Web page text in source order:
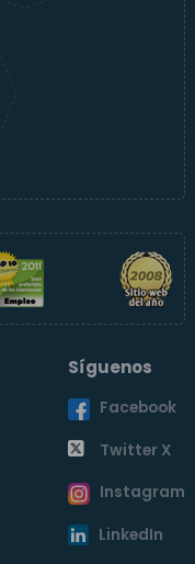
Síguenos
Facebook
Twitter X
Instagram
LinkedIn